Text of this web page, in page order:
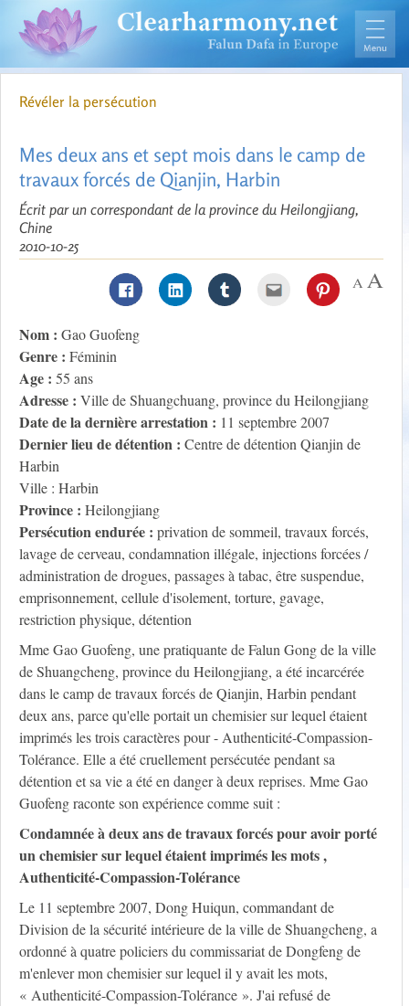
Révéler la persécution
Mes deux ans et sept mois dans le camp de
travaux forcés de Qianjin, Harbin
Écrit par un correspondant de la province du Heilongjiang,
Chine
2010-10-25
Nom : Gao Guofeng
Genre : Féminin
Age : 55 ans
Adresse : Ville de Shuangchuang, province du Heilongjiang
Date de la dernière arrestation : 11 septembre 2007
Dernier lieu de détention : Centre de détention Qianjin de
Harbin
Ville : Harbin
Province : Heilongjiang
Persécution endurée : privation de sommeil, travaux forcés,
lavage de cerveau, condamnation illégale, injections forcées /
administration de drogues, passages à tabac, être suspendue,
emprisonnement, cellule d'isolement, torture, gavage,
restriction physique, détention
Mme Gao Guofeng, une pratiquante de Falun Gong de la ville
de Shuangcheng, province du Heilongjiang, a été incarcérée
dans le camp de travaux forcés de Qianjin, Harbin pendant
deux ans, parce qu'elle portait un chemisier sur lequel étaient
imprimés les trois caractères pour - Authenticité-Compassion-
Tolérance. Elle a été cruellement persécutée pendant sa
détention et sa vie a été en danger à deux reprises. Mme Gao
Guofeng raconte son expérience comme suit :
Condamnée à deux ans de travaux forcés pour avoir porté
un chemisier sur lequel étaient imprimés les mots ,
Authenticité-Compassion-Tolérance
Le 11 septembre 2007, Dong Huiqun, commandant de
Division de la sécurité intérieure de la ville de Shuangcheng, a
ordonné à quatre policiers du commissariat de Dongfeng de
m'enlever mon chemisier sur lequel il y avait les mots,
« Authenticité-Compassion-Tolérance ». J'ai refusé de